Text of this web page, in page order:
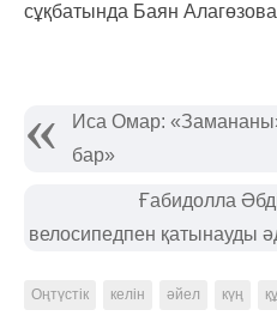
сұқбатында Баян
Иса Омар:
бар»
Ғабидолла
велосипедпен қатынауды
Оңтүстік келін әйел күң